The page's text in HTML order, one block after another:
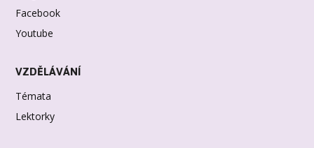
Facebook
Youtube
VZDĚLÁVÁNÍ
Témata
Lektorky